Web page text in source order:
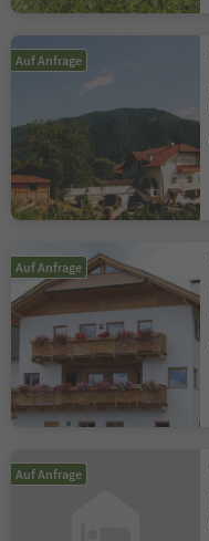
Auf Anfrage
Auf Anfrage
Auf Anfrage